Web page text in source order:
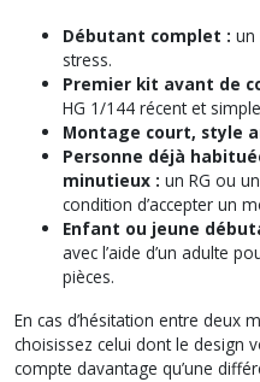
Débutant complet : un
stress.
Premier kit avant de
HG 1/144 récent et
Montage court, style
Personne déjà
minutieux : un RG ou
condition d’accepter un
Enfant ou jeune
avec l’aide d’un adulte
pièces.
En cas d’hésitation entre deux
choisissez celui dont le design
compte davantage qu’une